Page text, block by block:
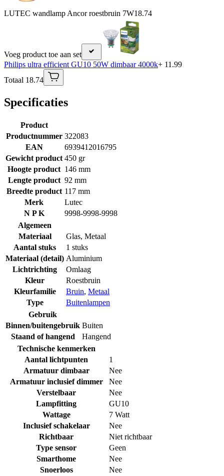
LUTEC wandlamp Ancor roestbruin 7W18.74
Voeg product toe aan set
Philips ultra efficient GU10 50W dimbaar 4000k+ 11.99
Totaal 18.74
Specificaties
Product
Productnummer 322083
EAN
6939412016795
Gewicht product 450 gr
Hoogte product 146 mm
Lengte product 92 mm
Breedte product 117 mm
Merk
Lutec
N P K
9998-9998-9998
Algemeen
Materiaal
Glas, Metaal
Aantal stuks
1 stuks
Materiaal (detail) Aluminium
Lichtrichting
Omlaag
Kleur
Roestbruin
Kleurfamilie
Bruin, Metaal
Type
Buitenlampen
Gebruik
Binnen/buitengebruik Buiten
Staand of hangend
Hangend
Technische kenmerken
Aantal lichtpunten
1
Armatuur dimbaar
Nee
Armatuur inclusief dimmer
Nee
Verstelbaar
Nee
Lampfitting
GU10
Wattage
7 Watt
Inclusief schakelaar
Nee
Richtbaar
Niet richtbaar
Type sensor
Geen
Smarthome
Nee
Snoerloos
Nee